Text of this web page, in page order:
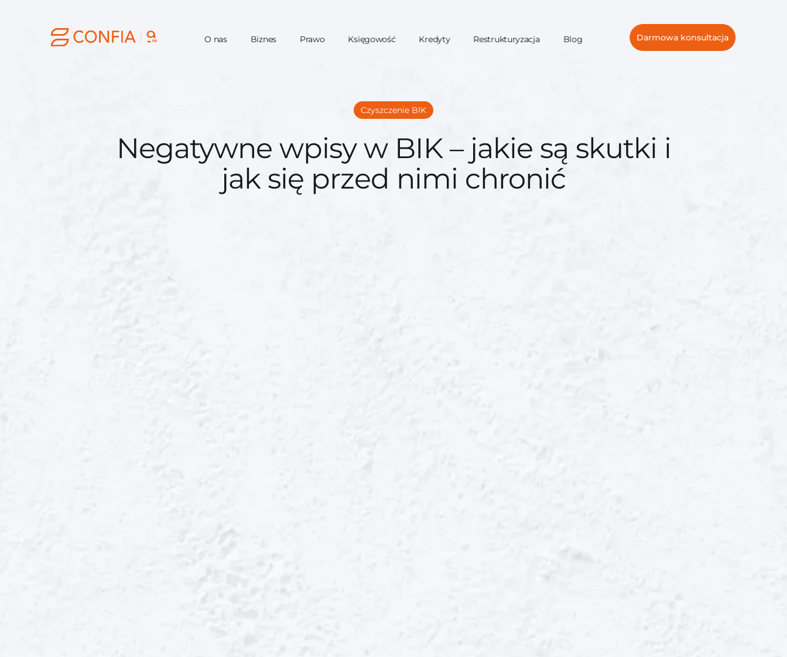
O nas Biznes Prawo Księgowość Kredyty Restrukturyzacja Blog Darmowa konsultacja
Czyszczenie BIK
Negatywne wpisy w BIK – jakie są skutki i
jak się przed nimi chronić